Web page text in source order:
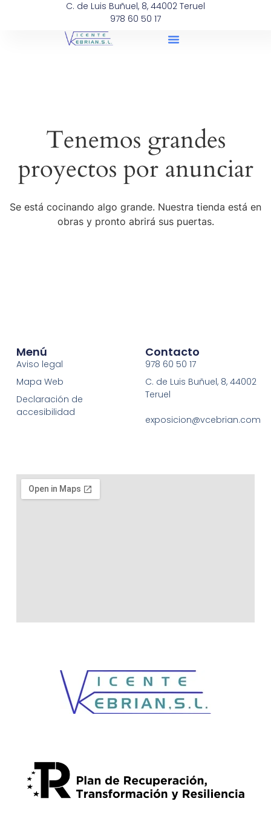
C. de Luis Buñuel, 8, 44002 Teruel
978 60 50 17
Tenemos grandes
proyectos por anunciar
Se está cocinando algo grande. Nuestra tienda está en
obras y pronto abrirá sus puertas.
Menú
Aviso legal
Mapa Web
Declaración de
accesibilidad
Contacto
978 60 50 17
C. de Luis Buñuel, 8, 44002
Teruel
exposicion@vcebrian.com